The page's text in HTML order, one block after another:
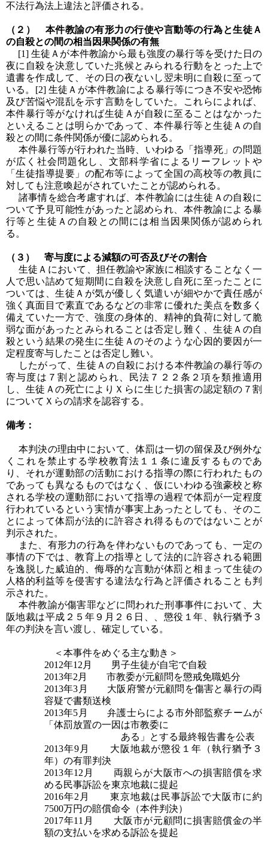
不法行為法上違法と評価される。
（２） 本件教諭の有形力の行使や言動等の行為と生徒Ａ
の自殺との間の相当因果関係の有無
[1] 生徒Ａが本件教諭から最も強度の暴行等を受けた日の
夜に自殺を決意していた兆候とみられる行動をとった上で
遺書を作成して、その日の夜ないし翌未明に自殺に至って
いる。[2] 生徒Ａが本件教諭による暴行等につき不安や恐怖
及び苦悩や混乱を示す言動をしていた。これらによれば、
本件暴行等がなければ生徒Ａが自殺に至ることはなかった
といえることは明らかであって、本件暴行等と生徒Ａの自
殺との間に条件関係が優に認められる。
本件暴行等が行われた当時、いわゆる「指導死」の問題
が広く社会問題化し、文部科学省によるリーフレットや
「生徒指導提要」の配布等によって全国の高校等の教員に
対しても注意喚起がされていたことが認められる。
諸事情を総合考慮すれば、本件教諭には生徒Ａの自殺に
ついて予見可能性があったと認められ、本件教諭による暴
行等と生徒Ａの自殺との間には相当因果関係が認められ
る。
（３） 寄与度による減額の可否及びその割合
生徒Ａにおいて、担任教諭や家族に相談することなく一
人で思い詰めて短期間に自殺を決意し自死に至ったことに
ついては、生徒Ａが気が優しく気遣いが細やかで責任感が
強く真面目で素直であるなどの非常に優れた美点を数多く
備えていた一方で、強度の身体的、精神的負荷に対して脆
弱な面があったとみられることは否定し難く、生徒Ａの自
殺という結果の発生に生徒Ａのそのような心因的要因が一
定程度寄与したことは否定し難い。
したがって、生徒Ａの自殺における本件教諭の暴行等の
寄与度は７割と認められ、民法７２２条２項を類推適用
し、生徒Ａの死亡によりＸらに生じた損害の認定額の７割
についてＸらの請求を認容する。
備考：
本判決の理由中において、体罰は一切の留保及び例外な
くこれを禁止する学校教育法１１条に違反するものであ
り、それが運動部の活動における指導の際に行われたもの
であっても異なるものではなく、仮にいわゆる強豪校と称
される学校の運動部において指導の過程で体罰が一定程度
行われているという実情が事実上あったとしても、そのこ
とによって体罰が法的に許容され得るものではないことが
判示された。
また、有形力の行為を伴わないものであっても、一定の
事情の下では、教育上の指導として法的に許容される範囲
を逸脱した威迫的、侮辱的な言動が体罰と相まって生徒の
人格的利益等を侵害する違法な行為と評価されることも判
示された。
本件教諭が傷害罪などに問われた刑事事件において、大
阪地裁は平成２５年９月２６日、、懲役１年、執行猶予３
年の判決を言い渡し、確定している。
＜本事件をめぐる主な動き＞
2012年12月 男子生徒が自宅で自殺
2013年2月 市教委が元顧問を懲戒免職処分
2013年3月 大阪府警が元顧問を傷害と暴行の両
容疑で書類送検
2013年5月 弁護士らによる市外部監察チームが
「体罰放置の一因は市教委に
ある」とする最終報告書を公表
2013年9月 大阪地裁が懲役１年（執行猶予３
年）の有罪判決
2013年12月 両親らが大阪市への損害賠償を求
める民事訴訟を東京地裁に提起
2016年2月 東京地裁は民事訴訟で大阪市に約
7500万円の賠償命令（本件判決）
2017年11月 大阪市が元顧問に損害賠償金の半
額の支払いを求める訴訟を提起